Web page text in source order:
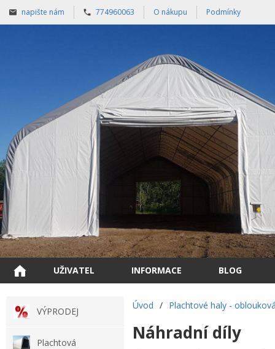
napište nám 774960063 O nákupu Podmínky
UŽIVATEL INFORMACE BLOG
VÝPRODEJ
Plachtová
Úvod / Plachtové haly -
Náhradní díly